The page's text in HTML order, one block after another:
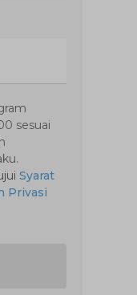
sesuai
Syarat
Privasi